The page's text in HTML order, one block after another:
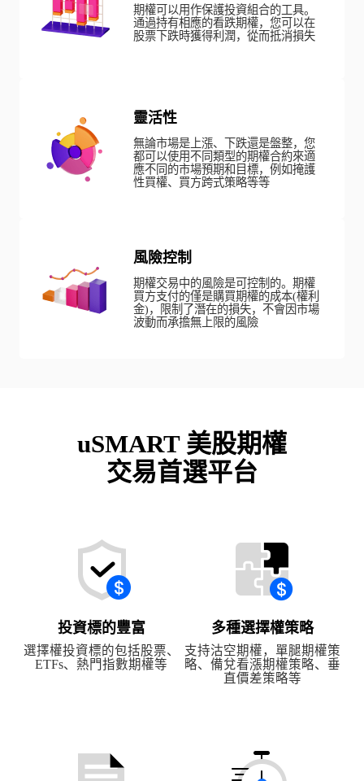
期權可以用作保護投資組合的工具。
通過持有相應的看跌期權，您可以在
股票下跌時獲得利潤，從而抵消損失
靈活性
無論市場是上漲、下跌還是盤整，您
都可以使用不同類型的期權合約來適
應不同的市場預期和目標，例如掩護
性買權、買方跨式策略等等
風險控制
期權交易中的風險是可控制的。期權
買方支付的僅是購買期權的成本(權利
金)，限制了潛在的損失，不會因市場
波動而承擔無上限的風險
uSMART 美股期權
交易首選平台
投資標的豐富
選擇權投資標的包括股票、
ETFs、熱門指數期權等
多種選擇權策略
支持沽空期權，單腿期權策
略、備兌看漲期權策略、垂
直價差策略等